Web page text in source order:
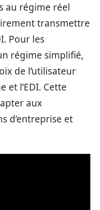
au régime réel
transmettre
Pour les
régime simplifié,
de l’utilisateur
et l’EDI. Cette
aux
d’entreprise et